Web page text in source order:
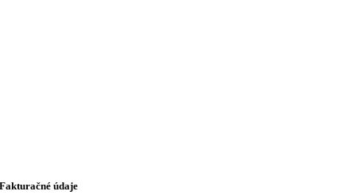
Fakturačné údaje